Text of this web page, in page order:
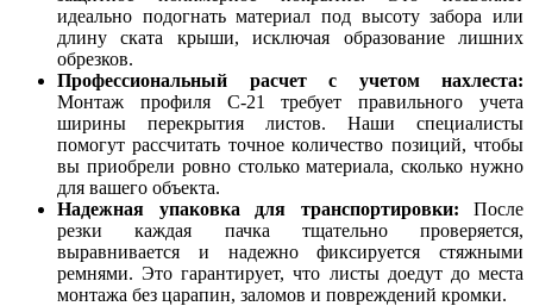
идеально подогнать материал под высоту забора или
длину ската крыши, исключая образование лишних
обрезков.
Профессиональный расчет с учетом нахлеста:
Монтаж профиля С-21 требует правильного учета
ширины перекрытия листов. Наши специалисты
помогут рассчитать точное количество позиций, чтобы
вы приобрели ровно столько материала, сколько нужно
для вашего объекта.
Надежная упаковка для транспортировки: После
резки каждая пачка тщательно проверяется,
выравнивается и надежно фиксируется стяжными
ремнями. Это гарантирует, что листы доедут до места
монтажа без царапин, заломов и повреждений кромки.